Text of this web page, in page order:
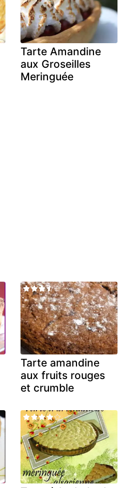
Tarte Amandine
aux Groseilles
Meringuée
Tarte amandine
aux fruits rouges
et crumble